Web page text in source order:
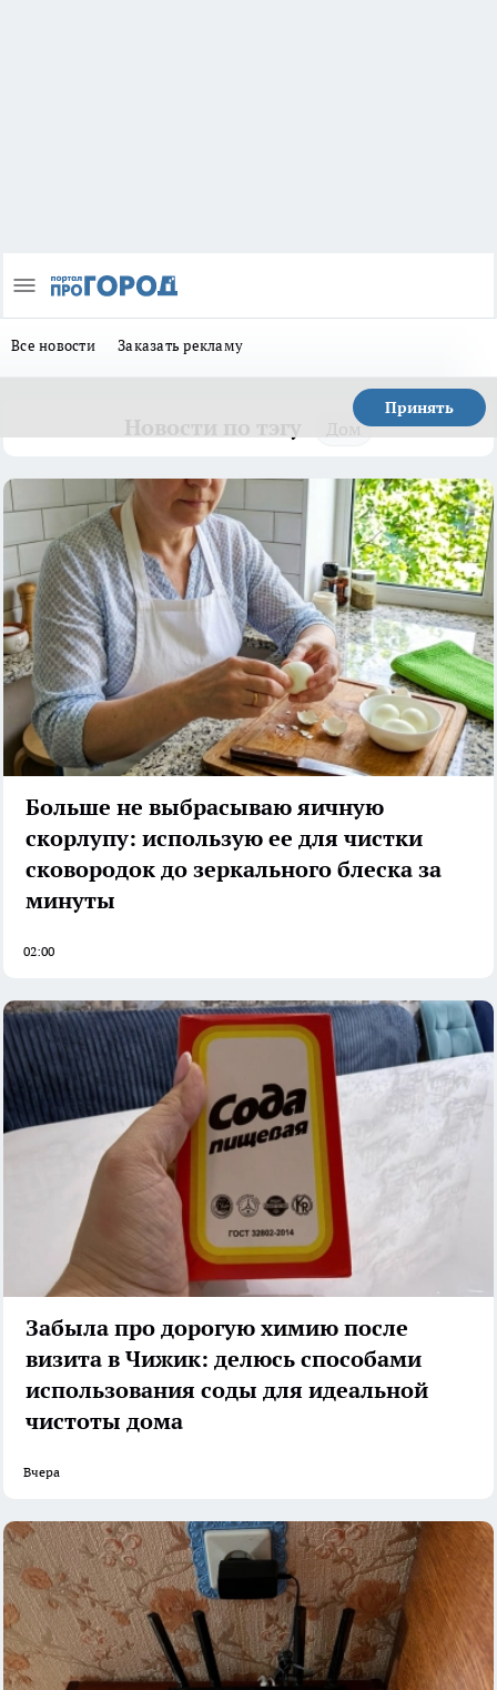
Все новости Заказать рекламу
Принять
Дом
Больше не выбрасываю яичную
скорлупу: использую ее для чистки
сковородок до зеркального блеска за
минуты
02:00
Забыла про дорогую химию после
визита в Чижик: делюсь способами
использования соды для идеальной
чистоты дома
Вчера